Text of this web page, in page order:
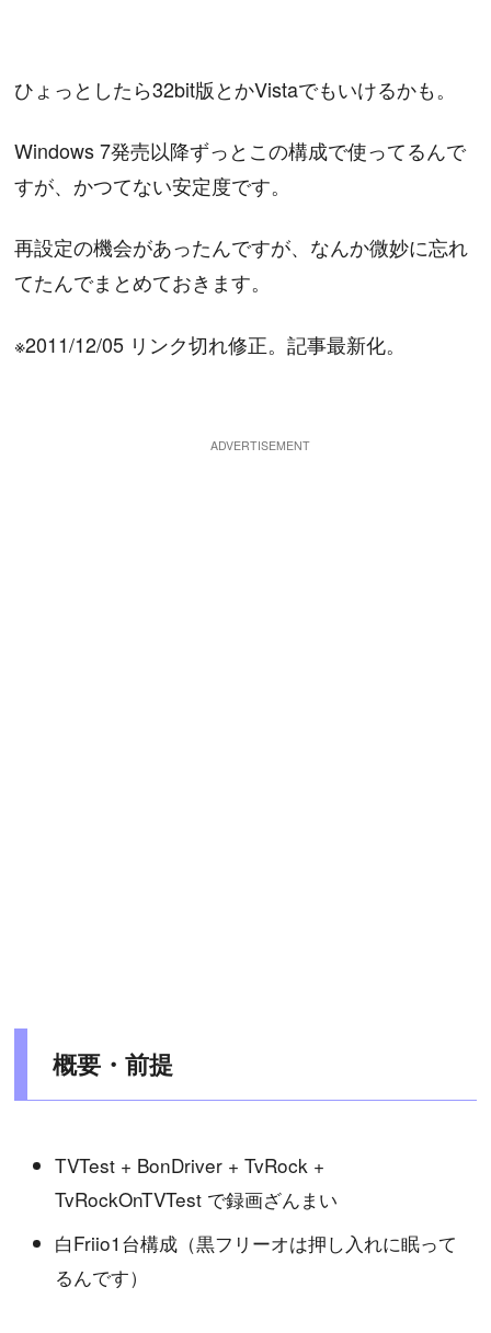
ひょっとしたら32bit版とかVistaでもいけるかも。
Windows 7発売以降ずっとこの構成で使ってるんで
すが、かつてない安定度です。
再設定の機会があったんですが、なんか微妙に忘れ
てたんでまとめておきます。
※2011/12/05 リンク切れ修正。記事最新化。
概要・前提
TVTest + BonDriver + TvRock +
TvRockOnTVTest で録画ざんまい
白Friio1台構成（黒フリーオは押し入れに眠って
るんです）